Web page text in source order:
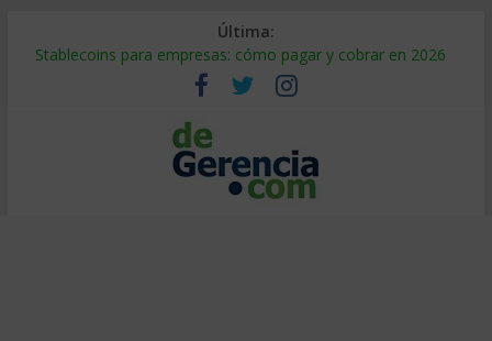
Última:
Stablecoins para empresas: cómo pagar y cobrar en 2026
Despido silencioso: qué es y por qué sale tan caro
IA en selección de personal: cómo auditarla a tiempo
Trabajo forzoso en la cadena de suministro: qué hacer
Mercado hispano de EE. UU.: cómo segmentarlo y venderle